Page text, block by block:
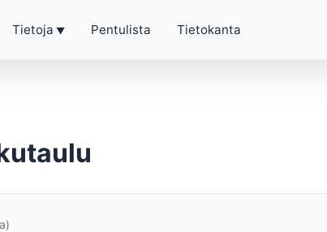
Tietoja Pentulista Tietokanta